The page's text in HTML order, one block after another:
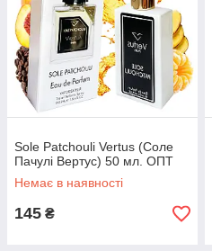
Sole Patchouli Vertus (Соле
Пачулі Вертус) 50 мл. ОПТ
Немає в наявності
145 ₴